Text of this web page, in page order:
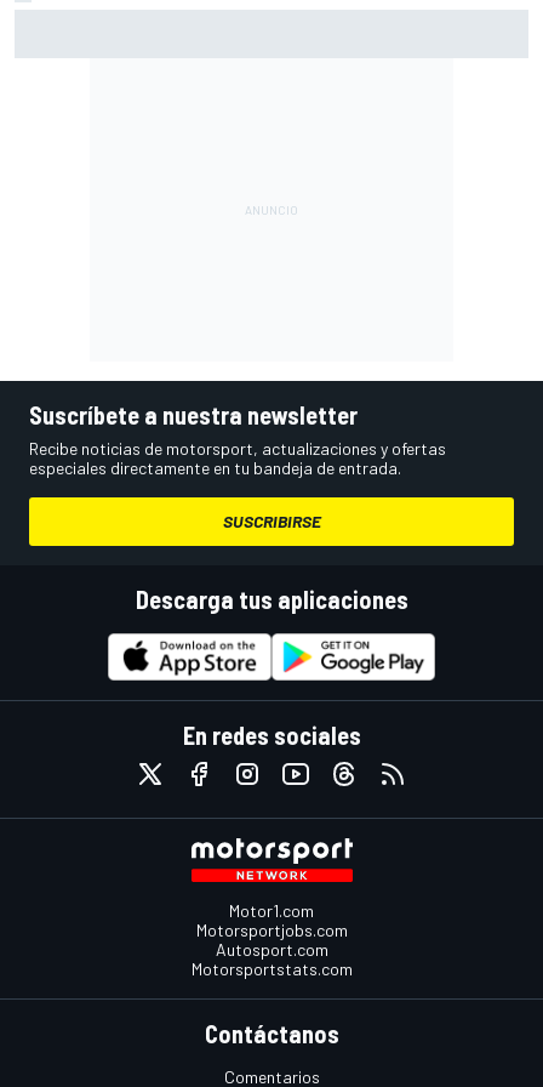
Suscríbete a nuestra newsletter
Recibe noticias de motorsport, actualizaciones y ofertas
especiales directamente en tu bandeja de entrada.
SUSCRIBIRSE
Descarga tus aplicaciones
En redes sociales
Motor1.com
Motorsportjobs.com
Autosport.com
Motorsportstats.com
Contáctanos
Comentarios